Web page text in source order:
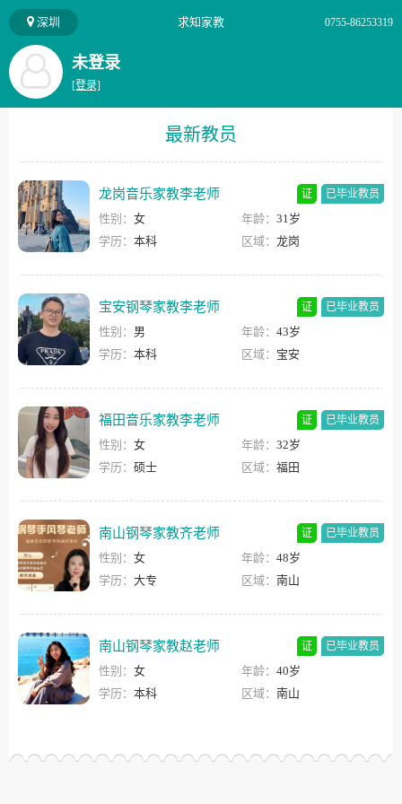
深圳 求知家教 0755-86253319
未登录
[登录]
最新教员
龙岗音乐家教李老师 证 已毕业教员
性别： 女 年龄： 31岁
学历： 本科 区域： 龙岗
宝安钢琴家教李老师 证 已毕业教员
性别： 男 年龄： 43岁
学历： 本科 区域： 宝安
福田音乐家教李老师 证 已毕业教员
性别： 女 年龄： 32岁
学历： 硕士 区域： 福田
南山钢琴家教齐老师 证 已毕业教员
性别： 女 年龄： 48岁
学历： 大专 区域： 南山
南山钢琴家教赵老师 证 已毕业教员
性别： 女 年龄： 40岁
学历： 本科 区域： 南山